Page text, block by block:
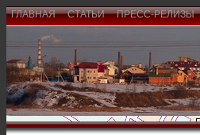
ГЛАВНАЯ СТАТЬИ ПРЕСС-РЕЛИЗЫ